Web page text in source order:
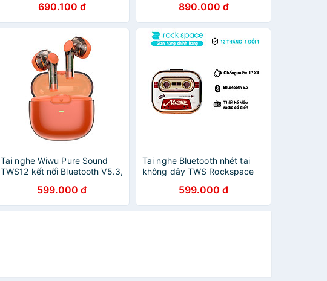
690.100 đ 890.000 đ
Tai nghe Wiwu Pure Sound
TWS12 kết nối Bluetooth V5.3,
tiếp trên tai nghe - Hàng
chính hãng
599.000 đ
Tai nghe Bluetooth nhét tai
không dây TWS Rockspace
đến 20h Hàng chính hãng có
bảo hành
599.000 đ